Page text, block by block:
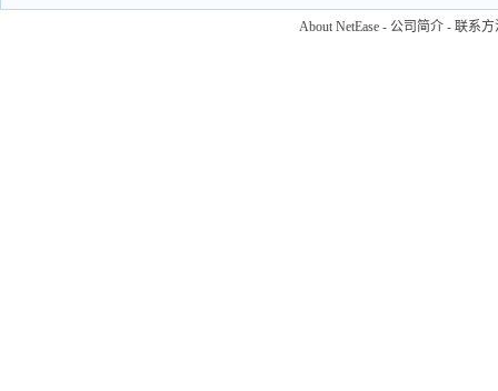
About NetEase - 公司简介 - 联系方